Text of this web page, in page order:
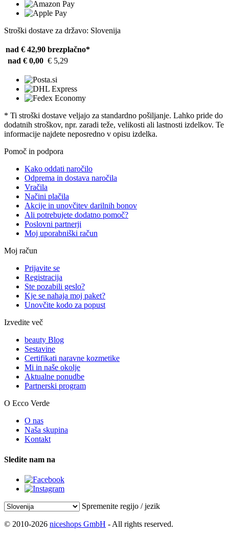
Stroški dostave za državo: Slovenija
nad € 42,90 brezplačno*
nad € 0,00 € 5,29
* Ti stroški dostave veljajo za standardno pošiljanje. Lahko pride do
dodatnih stroškov, npr. zaradi teže, velikosti ali lastnosti izdelkov. Te
informacije najdete neposredno v opisu izdelka.
Pomoč in podpora
Kako oddati naročilo
Odprema in dostava naročila
Vračila
Načini plačila
Akcije in unovčitev darilnih bonov
Ali potrebujete dodatno pomoč?
Poslovni partnerji
Moj uporabniški račun
Moj račun
Prijavite se
Registracija
Ste pozabili geslo?
Kje se nahaja moj paket?
Unovčite kodo za popust
Izvedite več
beauty Blog
Sestavine
Certifikati naravne kozmetike
Mi in naše okolje
Aktualne ponudbe
Partnerski program
O Ecco Verde
O nas
Naša skupina
Kontakt
Sledite nam na
Spremenite regijo / jezik
© 2010-2026 niceshops GmbH - All rights reserved.